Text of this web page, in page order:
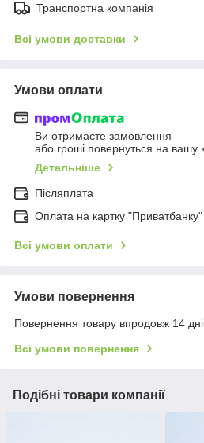
Транспортна компанія
Всі умови доставки
Умови оплати
Ви отримаєте замовлення
або гроші повернуться на вашу
Детальніше
Післяплата
Оплата на картку "Приватбанку"
Всі умови оплати
Умови повернення
Повернення товару впродовж 14
Всі умови повернення
Подібні товари компанії